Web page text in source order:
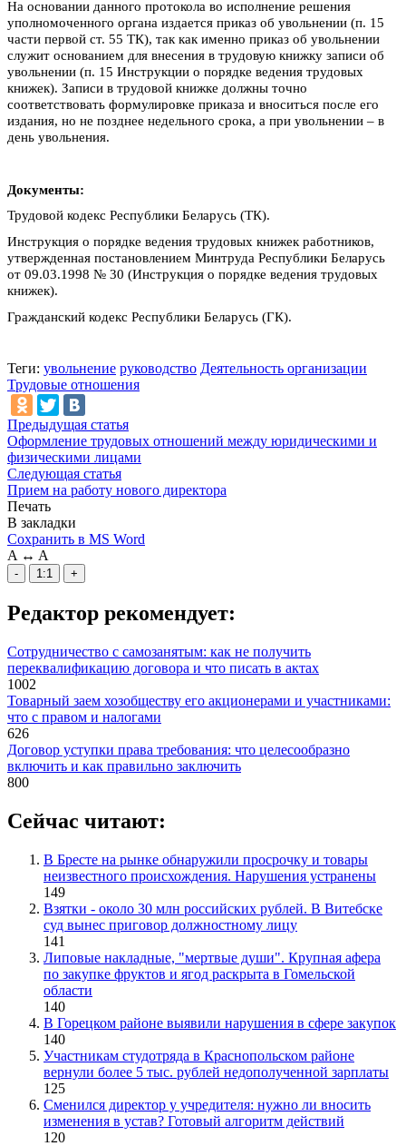
На основании данного протокола во исполнение решения
уполномоченного органа издается приказ об увольнении (п. 15
части первой ст. 55 ТК), так как именно приказ об увольнении
служит основанием для внесения в трудовую книжку записи об
увольнении (п. 15 Инструкции о порядке ведения трудовых
книжек). Записи в трудовой книжке должны точно
соответствовать формулировке приказа и вноситься после его
издания, но не позднее недельного срока, а при увольнении – в
день увольнения.
Документы:
Трудовой кодекс Республики Беларусь (ТК).
Инструкция о порядке ведения трудовых книжек работников,
утвержденная постановлением Минтруда Республики Беларусь
от 09.03.1998 № 30 (Инструкция о порядке ведения трудовых
книжек).
Гражданский кодекс Республики Беларусь (ГК).
Теги: увольнение руководство Деятельность организации
Трудовые отношения
Предыдущая статья
Оформление трудовых отношений между юридическими и
физическими лицами
Следующая статья
Прием на работу нового директора
Печать
В закладки
Сохранить в MS Word
A ↔ A
- 1:1 +
Редактор рекомендует:
Сотрудничество с самозанятым: как не получить
переквалификацию договора и что писать в актах
1002
Товарный заем хозобществу его акционерами и участниками:
что с правом и налогами
626
Договор уступки права требования: что целесообразно
включить и как правильно заключить
800
Сейчас читают:
В Бресте на рынке обнаружили просрочку и товары
неизвестного происхождения. Нарушения устранены
149
Взятки - около 30 млн российских рублей. В Витебске
суд вынес приговор должностному лицу
141
Липовые накладные, "мертвые души". Крупная афера
по закупке фруктов и ягод раскрыта в Гомельской
области
140
В Горецком районе выявили нарушения в сфере закупок
140
Участникам студотряда в Краснопольском районе
вернули более 5 тыс. рублей недополученной зарплаты
125
Сменился директор у учредителя: нужно ли вносить
изменения в устав? Готовый алгоритм действий
120